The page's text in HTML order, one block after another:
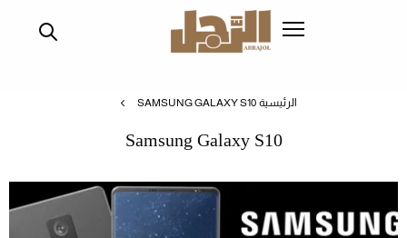
الرئيسية SAMSUNG GALAXY S10
Samsung Galaxy S10